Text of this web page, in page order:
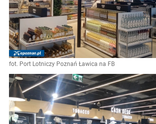
fot. Port Lotniczy Poznań Ławica na FB